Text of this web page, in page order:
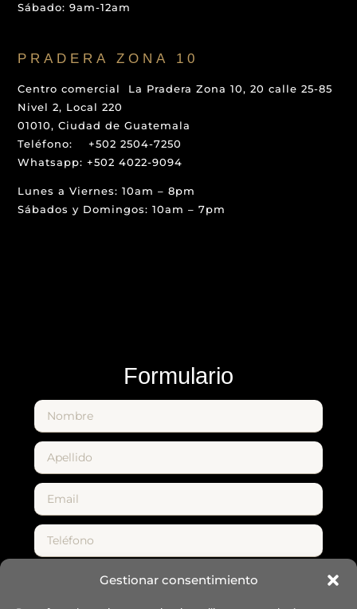
Gestionar consentimiento
Sábado: 9am-12am
PRADERA ZONA 10
Centro comercial La Pradera Zona 10, 20 calle 25-85
Nivel 2, Local 220
01010, Ciudad de Guatemala
Teléfono: +502 2504-7250
Whatsapp: +502 4022-9094
Lunes a Viernes: 10am – 8pm
Sábados y Domingos: 10am – 7pm
Formulario